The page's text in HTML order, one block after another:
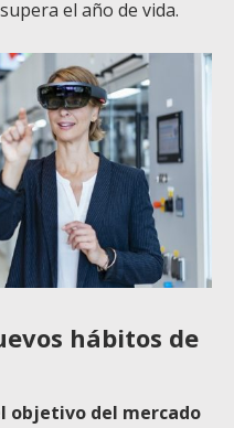
el año de vida.
hábitos de
objetivo del mercado